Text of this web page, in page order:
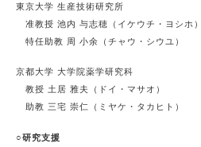
東京大学 生産技術研究所
准教授 池内 与志穂（イケウチ・ヨシホ）
特任助教 周 小余（チャウ・シウユ）
京都大学 大学院薬学研究科
教授 土居 雅夫（ドイ・マサオ）
助教 三宅 崇仁（ミヤケ・タカヒト）
○研究支援